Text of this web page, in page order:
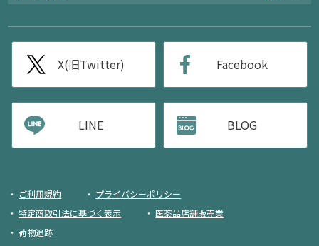
X(旧Twitter) Facebook
LINE BLOG
ご利用規約
プライバシーポリシー
特定商取引法に基づく表示
医薬品店舗販売業
荷物追跡